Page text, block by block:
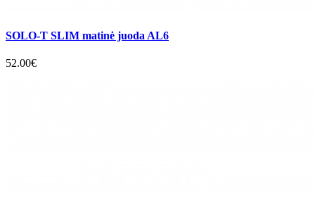
SOLO-T SLIM matinė juoda AL6
52.00€